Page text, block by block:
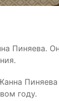
Пиняева.
году.